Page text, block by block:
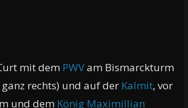
mit dem PWVam Bismarckturm
ganz rechts) und auf der Kalmit, vor
und dem König Maximillian